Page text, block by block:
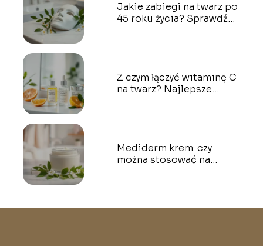
Jakie zabiegi na twarz po
45 roku życia? Sprawdź
Z czym łączyć witaminę C
na twarz? Najlepsze
Mediderm krem: czy
można stosować na